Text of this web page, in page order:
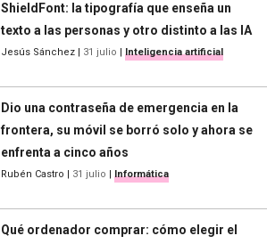
ShieldFont: la tipografía que enseña un
texto a las personas y otro distinto a las IA
Jesús Sánchez 31 julio Inteligencia artificial
Dio una contraseña de emergencia en la
frontera, su móvil se borró solo y ahora se
enfrenta a cinco años
Rubén Castro 31 julio Informática
Qué ordenador comprar: cómo elegir el